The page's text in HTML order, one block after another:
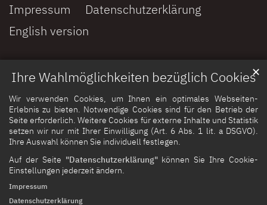
Ihre Wahlmöglichkeiten bezüglich Cookies
Wir verwenden Cookies, um Ihnen ein optimales Webseiten-
Erlebnis zu bieten. Notwendige Cookies sind für den Betrieb der
Seite erforderlich. Weitere Cookies für externe Inhalte und Statistik
setzen wir nur mit Ihrer Einwilligung (Art. 6 Abs. 1 lit. a DSGVO).
Ihre Auswahl können Sie individuell festlegen.
Auf der Seite "Datenschutzerklärung"können Sie Ihre Cookie-
Einstellungen jederzeit ändern.
✕
Impressum
Datenschutzerklärung
Impressum
Datenschutzerklärung
English version